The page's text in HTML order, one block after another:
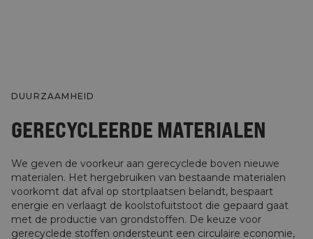
DUURZAAMHEID
GERECYCLEERDE MATERIALEN
We geven de voorkeur aan gerecyclede boven nieuwe
materialen. Het hergebruiken van bestaande materialen
voorkomt dat afval op stortplaatsen belandt, bespaart
energie en verlaagt de koolstofuitstoot die gepaard gaat
met de productie van grondstoffen. De keuze voor
gerecyclede stoffen ondersteunt een circulaire economie,